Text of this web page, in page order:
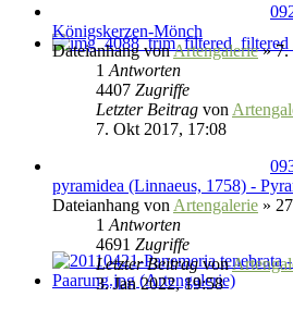
Königskerzen-Mönch
DateianhangvonArtengalerie» 7.
1 Antworten
4407 Zugriffe
Letzter Beitrag von
7. Okt 2017, 17:08
pyramidea (Linnaeus, 1758) -
Dateianhang von Artengalerie »
1 Antworten
4691 Zugriffe
Letzter Beitragvon
3. Jan 2022, 19:58